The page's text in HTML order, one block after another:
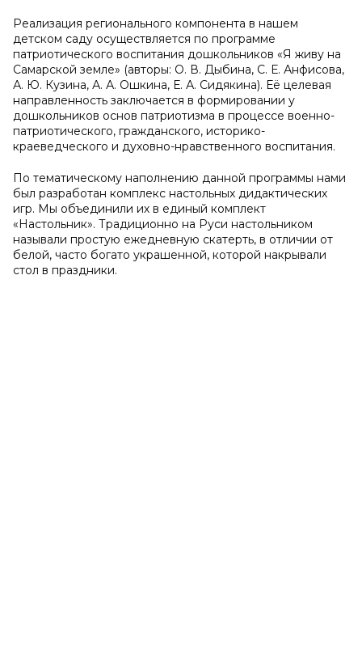
Реализация регионального компонента в нашем
детском саду осуществляется по программе
патриотического воспитания дошкольников «Я живу на
Самарской земле» (авторы: О. В. Дыбина, С. Е. Анфисова,
А. Ю. Кузина, А. А. Ошкина, Е. А. Сидякина). Её целевая
направленность заключается в формировании у
дошкольников основ патриотизма в процессе военно-
патриотического, гражданского, историко-
краеведческого и духовно-нравственного воспитания.
По тематическому наполнению данной программы нами
был разработан комплекс настольных дидактических
игр. Мы объединили их в единый комплект
«Настольник». Традиционно на Руси настольником
называли простую ежедневную скатерть, в отличии от
белой, часто богато украшенной, которой накрывали
стол в праздники.